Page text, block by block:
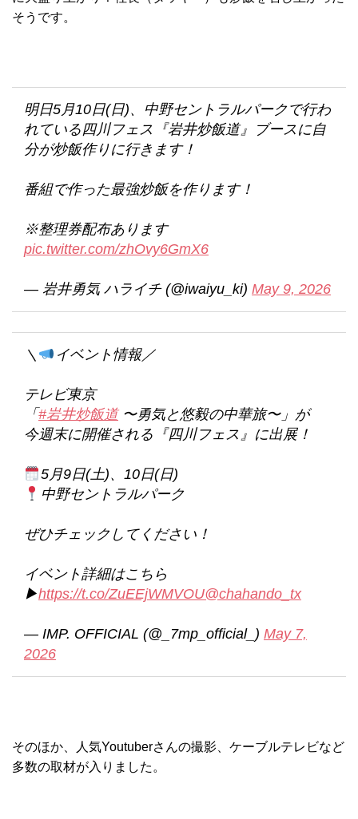
そうです。
明日5月10日(日)、中野セントラルパークで行わ
れている四川フェス『岩井炒飯道』ブースに自
分が炒飯作りに行きます！
番組で作った最強炒飯を作ります！
※整理券配布あります
pic.twitter.com/zhOvy6GmX6
— 岩井勇気 ハライチ (@iwaiyu_ki) May 9, 2026
＼ イベント情報／
テレビ東京
「#岩井炒飯道〜勇気と悠毅の中華旅〜」が
今週末に開催される『四川フェス』に出展！
5月9日(土)、10日(日)
中野セントラルパーク
ぜひチェックしてください！
イベント詳細はこちら
▶︎https://t.co/ZuEEjWMVOU@chahando_tx
— IMP. OFFICIAL (@_7mp_official_) May 7,
2026
そのほか、人気Youtuberさんの撮影、ケーブルテレビなど
多数の取材が入りました。